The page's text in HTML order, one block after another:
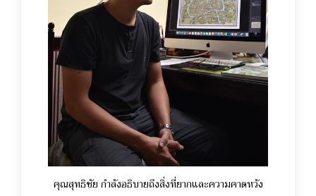
คุณสุทธิชัย กำลังอธิบายถึงสิ่งที่ยากและความคาดหวัง